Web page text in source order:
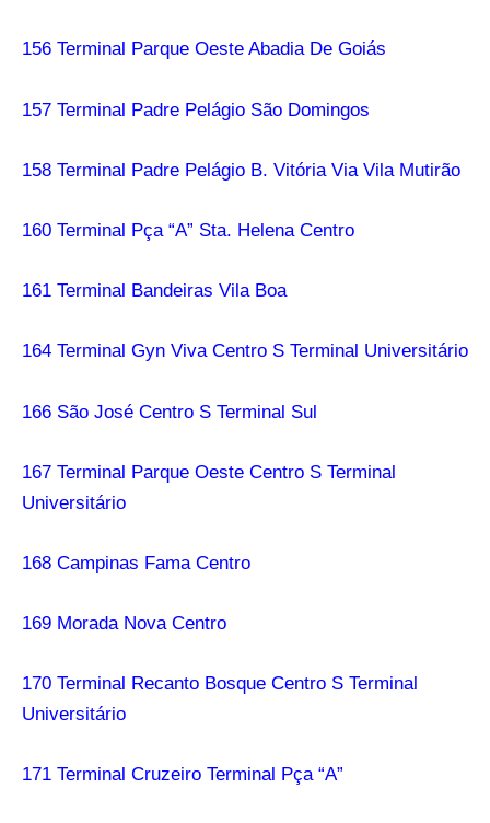
156 Terminal Parque Oeste Abadia De Goiás
157 Terminal Padre Pelágio São Domingos
158 Terminal Padre Pelágio B. Vitória Via Vila Mutirão
160 Terminal Pça “A” Sta. Helena Centro
161 Terminal Bandeiras Vila Boa
164 Terminal Gyn Viva Centro S Terminal Universitário
166 São José Centro S Terminal Sul
167 Terminal Parque Oeste Centro S Terminal
Universitário
168 Campinas Fama Centro
169 Morada Nova Centro
170 Terminal Recanto Bosque Centro S Terminal
Universitário
171 Terminal Cruzeiro Terminal Pça “A”